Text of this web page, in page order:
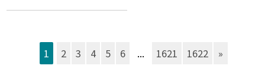
1 2 3 4 5 6 ... 1621 1622 »